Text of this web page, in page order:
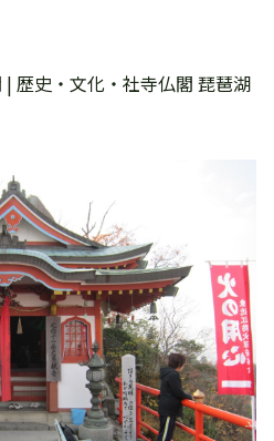
歴史・文化・社寺仏閣 琵琶湖